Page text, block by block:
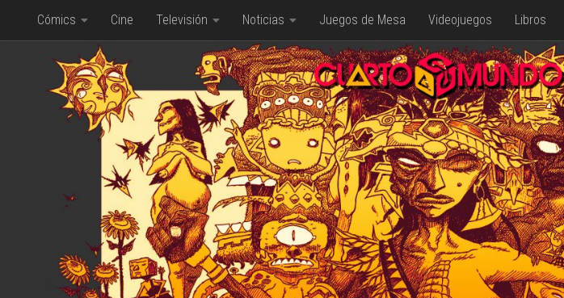
Saltar al contenido
Cómics Cine Televisión Noticias Juegos de Mesa Videojuegos Libros